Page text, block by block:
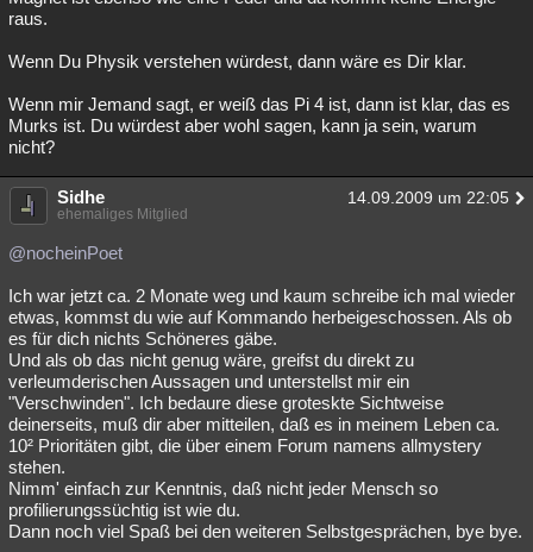
raus.
Wenn Du Physik verstehen würdest, dann wäre es Dir klar.
Wenn mir Jemand sagt, er weiß das Pi 4 ist, dann ist klar, das es
Murks ist. Du würdest aber wohl sagen, kann ja sein, warum
nicht?
Sidhe 14.09.2009 um 22:05
ehemaliges Mitglied
@nocheinPoet
Ich war jetzt ca. 2 Monate weg und kaum schreibe ich mal wieder
etwas, kommst du wie auf Kommando herbeigeschossen. Als ob
es für dich nichts Schöneres gäbe.
Und als ob das nicht genug wäre, greifst du direkt zu
verleumderischen Aussagen und unterstellst mir ein
"Verschwinden". Ich bedaure diese groteskte Sichtweise
deinerseits, muß dir aber mitteilen, daß es in meinem Leben ca.
10² Prioritäten gibt, die über einem Forum namens allmystery
stehen.
Nimm' einfach zur Kenntnis, daß nicht jeder Mensch so
profilierungssüchtig ist wie du.
Dann noch viel Spaß bei den weiteren Selbstgesprächen, bye bye.